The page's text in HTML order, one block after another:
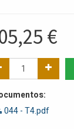
€
044 - T4.pdf